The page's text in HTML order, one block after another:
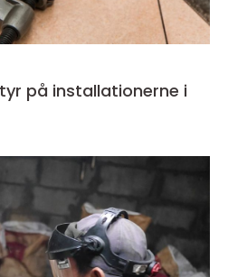
på installationerne i